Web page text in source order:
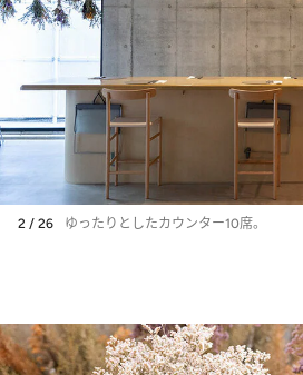
2 / 26 ゆったりとしたカウンター10席。